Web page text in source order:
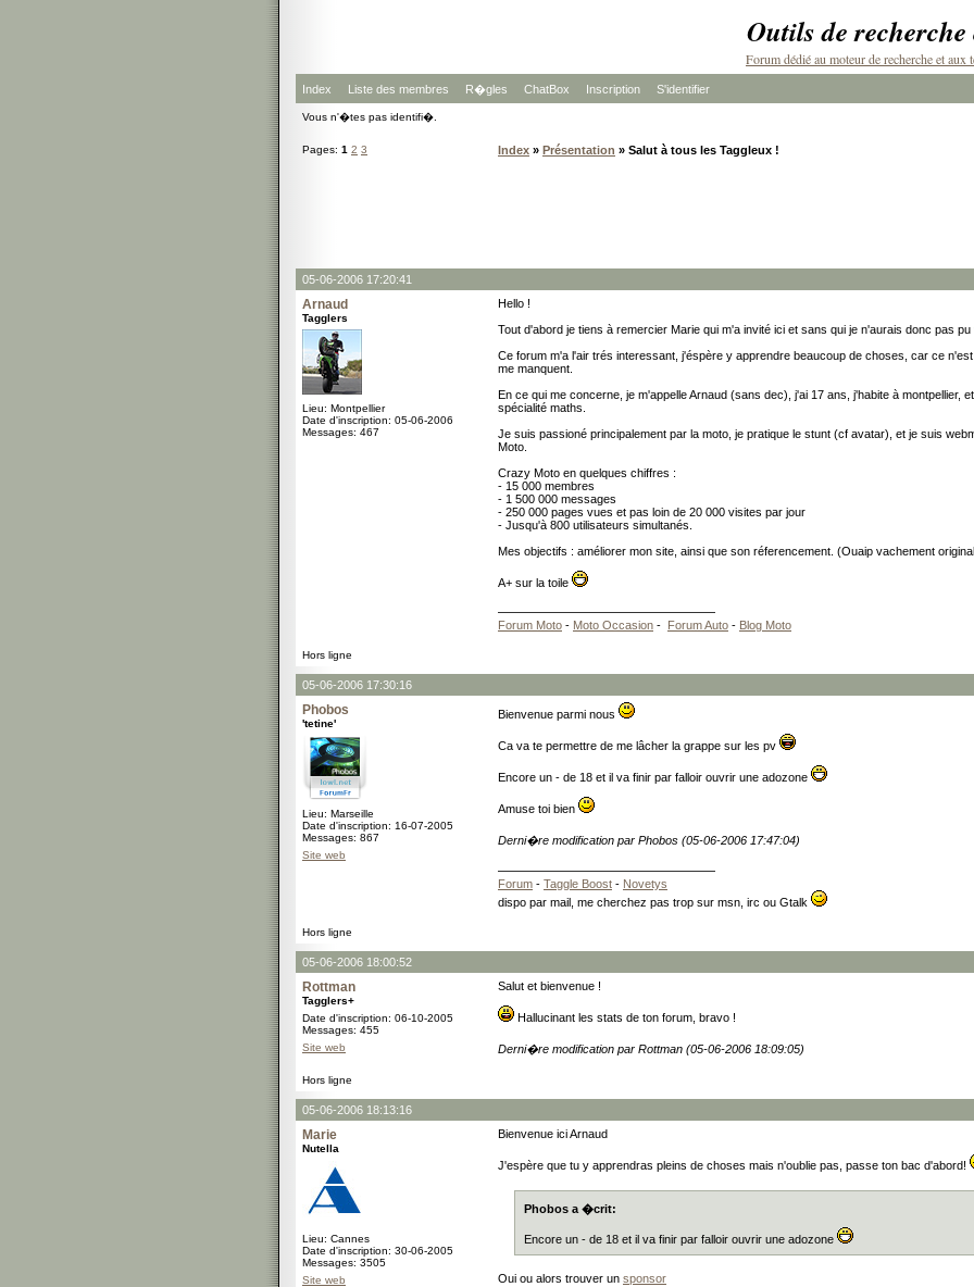
Outils de
Forum dédié au moteur de recherche et aux
Index Liste des membres R�gles ChatBox Inscription S'identifier
Vous n'�tes pas identifi�.
Pages: 1 2 3 Index » Présentation » Salut à tous les Taggleux !
05-06-2006 17:20:41
Arnaud
Tagglers
Lieu: Montpellier
Date d'inscription: 05-06-2006
Messages: 467
Hello !
Tout d'abord je tiens à remercier Marie qui m'a invité ici et sans qui je n'aurais donc pas pu
Ce forum m'a l'air trés interessant, j'éspère y apprendre beaucoup de choses, car ce
me manquent.
En ce qui me concerne, je m'appelle Arnaud (sans dec), j'ai 17 ans, j'habite à montpellier,
spécialité maths.
Je suis passioné principalement par la moto, je pratique le stunt (cf avatar), et je suis
Moto.
Crazy Moto en quelques chiffres :
- 15 000 membres
- 1 500 000 messages
- 250 000 pages vues et pas loin de 20 000 visites par jour
- Jusqu'à 800 utilisateurs simultanés.
Mes objectifs : améliorer mon site, ainsi que son réferencement. (Ouaip vachement
A+ sur la toile
Forum Moto - Moto Occasion - Forum Auto - Blog Moto
Hors ligne
05-06-2006 17:30:16
Phobos
'tetine'
Lieu: Marseille
Date d'inscription: 16-07-2005
Messages: 867
Site web
Bienvenue parmi nous
Ca va te permettre de me lâcher la grappe sur les pv
Encore un - de 18 et il va finir par falloir ouvrir une adozone
Amuse toi bien
Derni�re modification par Phobos (05-06-2006 17:47:04)
Forum - Taggle Boost - Novetys
dispo par mail, me cherchez pas trop sur msn, irc ou Gtalk
Hors ligne
05-06-2006 18:00:52
Rottman
Tagglers+
Date d'inscription: 06-10-2005
Messages: 455
Site web
Salut et bienvenue !
Hallucinant les stats de ton forum, bravo !
Derni�re modification par Rottman (05-06-2006 18:09:05)
Hors ligne
05-06-2006 18:13:16
Marie
Nutella
Lieu: Cannes
Date d'inscription: 30-06-2005
Messages: 3505
Site web
Bienvenue ici Arnaud
J'espère que tu y apprendras pleins de choses mais n'oublie pas, passe ton bac d'abord!
Phobos a �crit:
Encore un - de 18 et il va finir par falloir ouvrir une adozone
Oui ou alors trouver un sponsor